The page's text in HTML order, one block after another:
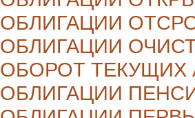
ОБЛИГАЦИИ
ОБЛИГАЦИИ
ОБОРОТ ТЕКУЩИХ
ОБЛИГАЦИИ